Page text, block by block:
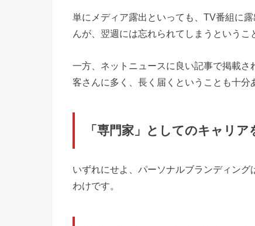
単にメディア露出といっても、TV番組に
んが、翌週には忘れられてしまうというこ
一方、ネットニュースに良い記事で掲載
客さんに多く、長く届くということも十分
「専門家」としてのキャリ
いずれにせよ、パーソナルブランディン
わけです。